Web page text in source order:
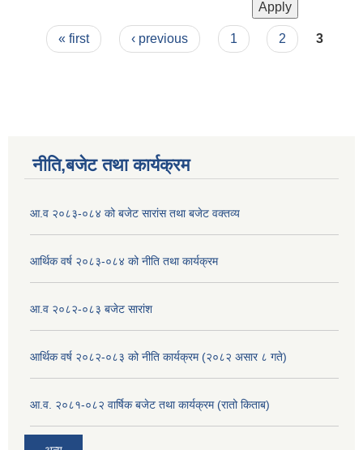
Pages
« first ‹ previous 1 2 3
नीति,बजेट तथा कार्यक्रम
आ.व २०८३-०८४ को बजेट सारांस तथा बजेट वक्तव्य
आर्थिक वर्ष २०८३-०८४ को नीति तथा कार्यक्रम
आ.व २०८२-०८३ बजेट सारांश
आर्थिक वर्ष २०८२-०८३ को नीति कार्यक्रम (२०८२ असार ८ गते)
आ.व. २०८१-०८२ वार्षिक बजेट तथा कार्यक्रम (रातो किताब)